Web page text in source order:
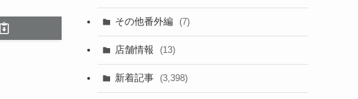
その他番外編 (7)
店舗情報 (13)
新着記事 (3,398)